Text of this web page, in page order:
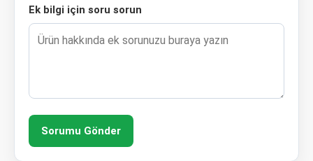
Ek bilgi için soru sorun
Sorumu Gönder